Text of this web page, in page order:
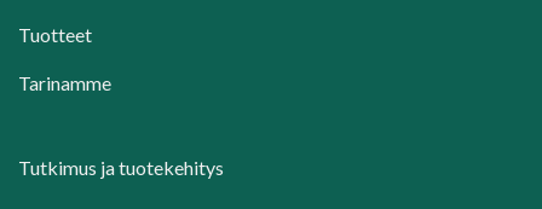
Tuotteet
Tarinamme
Tutkimus ja tuotekehitys